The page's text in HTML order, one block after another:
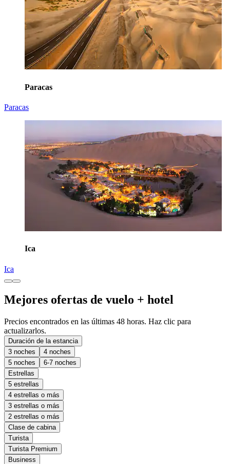
Paracas
Paracas
Ica
Ica
Mejores ofertas de vuelo + hotel
Precios encontrados en las últimas 48 horas. Haz clic para
actualizarlos.
Duración de la estancia
3 noches
4 noches
5 noches
6-7 noches
Estrellas
5 estrellas
4 estrellas o más
3 estrellas o más
2 estrellas o más
Clase de cabina
Turista
Turista Premium
Business